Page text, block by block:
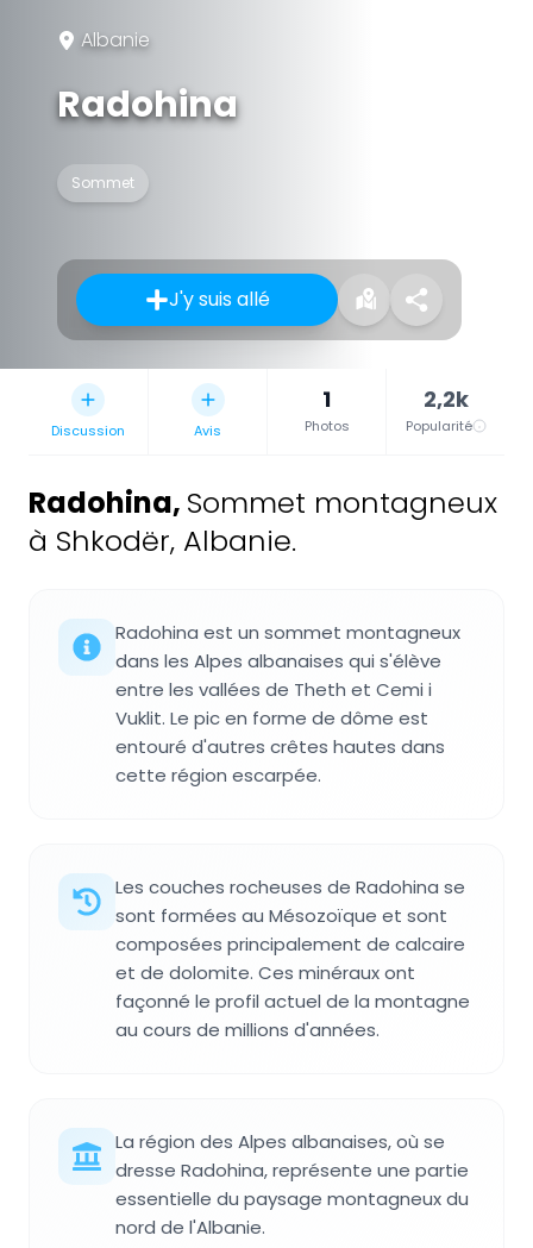
Albanie
Radohina
Sommet
J'y suis allé
Discussion Avis
1
Photos
2,2k
Popularité
Radohina, Sommet montagneux
à Shkodër, Albanie.
Radohina est un sommet montagneux
dans les Alpes albanaises qui s'élève
entre les vallées de Theth et Cemi i
Vuklit. Le pic en forme de dôme est
entouré d'autres crêtes hautes dans
cette région escarpée.
Les couches rocheuses de Radohina se
sont formées au Mésozoïque et sont
composées principalement de calcaire
et de dolomite. Ces minéraux ont
façonné le profil actuel de la montagne
au cours de millions d'années.
La région des Alpes albanaises, où se
dresse Radohina, représente une partie
essentielle du paysage montagneux du
nord de l'Albanie.